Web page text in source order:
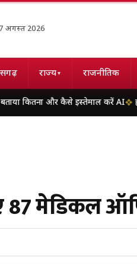
7 अगस्त 2026
राज्य▾ राजनीतिक
और कैसे इस्तेमाल करें AI हाई कोर्ट
87 मेडिकल